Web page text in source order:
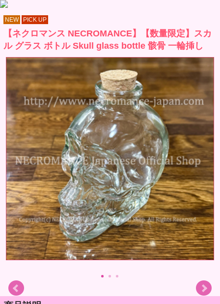
NEW PICK UP
【ネクロマンス NECROMANCE】【数量限定】スカ
ル グラス ボトル Skull glass bottle 骸骨 一輪挿し